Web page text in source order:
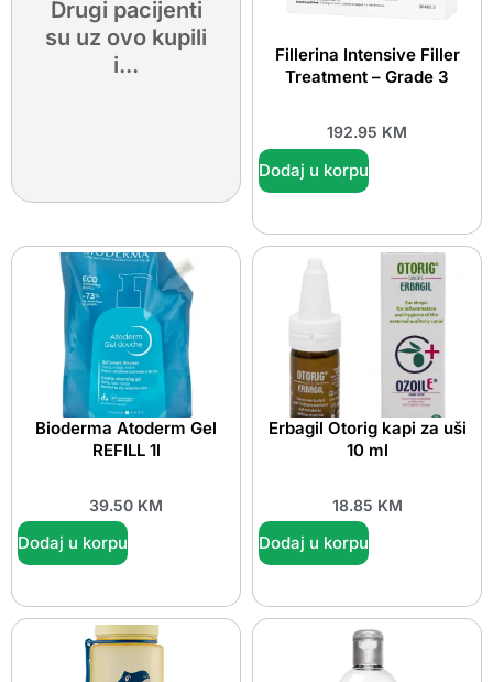
Drugi pacijenti
su uz ovo kupili
i...
Fillerina Intensive Filler
Treatment – Grade 3
192.95 KM
Dodaj u korpu
Bioderma Atoderm Gel
REFILL 1l
39.50 KM
Dodaj u korpu
Erbagil Otorig kapi za uši
10 ml
18.85 KM
Dodaj u korpu